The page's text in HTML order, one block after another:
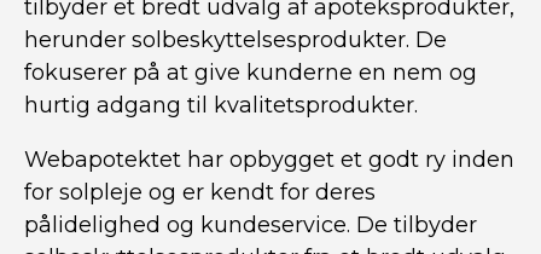
tilbyder et bredt udvalg af apoteksprodukter,
herunder solbeskyttelsesprodukter. De
fokuserer på at give kunderne en nem og
hurtig adgang til kvalitetsprodukter.
Webapotektet har opbygget et godt ry inden
for solpleje og er kendt for deres
pålidelighed og kundeservice. De tilbyder